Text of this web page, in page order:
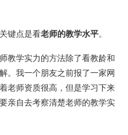
键点是看老师的教学水平。
教学实力的方法除了看教龄和
。我一个朋友之前报了一家网
老师资质很高，但是学习下来
亲自去考察清楚老师的教学实